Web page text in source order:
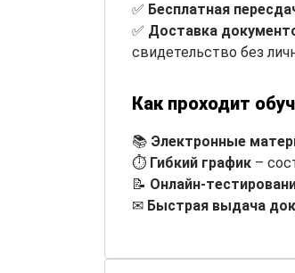
✅ Бесплатная
✅ Доставка
свидетельство без
Как проходит
📚 Электронные
⏱ Гибкий график –
📝 Онлайн-
✉ Быстрая выдача